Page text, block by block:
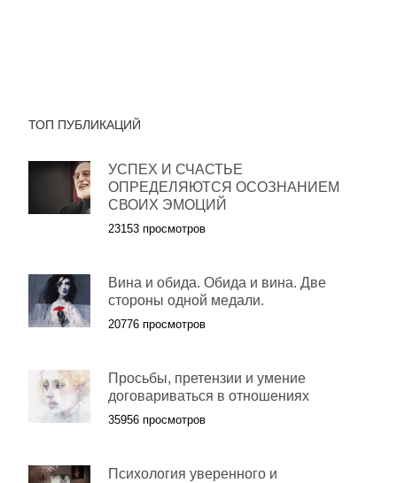
ТОП ПУБЛИКАЦИЙ
УСПЕХ И СЧАСТЬЕ
ОПРЕДЕЛЯЮТСЯ ОСОЗНАНИЕМ
СВОИХ ЭМОЦИЙ
23153 просмотров
Вина и обида. Обида и вина. Две
стороны одной медали.
20776 просмотров
Просьбы, претензии и умение
договариваться в отношениях
35956 просмотров
Психология уверенного и